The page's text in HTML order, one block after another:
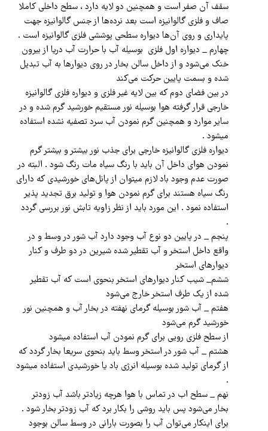
سقف آن صفر است و همچنین دو لایه دارد ، سطح داخلی کاملا
صاف و فلزی گالوانیزه است بعد نرده‌ها از جنس گالوانیزه جهت
پایداری و روی آن‌ها دیواره سطحی پوششی فلزی گالوانیزه است .
چهارم _ دیواره اول فلزی بوسیله آب با حرارت‌ آب دریا از بيرون
خنک می‌شود و از داخل سالن بخار در روی دیوارها به آب تبدیل
شده و بسمت پایین حرکت می‌کند
در بین فضای دوم که بین لایه غیر فلزی و دیواره فلزی گالوانیزه
خارجی قرار گرفته هوا بوسیله نور مستقیم خورشید گرم شده و در
سایر موارد و همچنین گرم نمودن آب سرد تصفیه نشده استفاده
میشود .
دیواره فلزی گالوانیزه خارجی برای جذب نور بیشتر و بیشتر گرم
نمودن هوای داخل آن باید با رنگ سیاه مات رنگ شود . البته در
صورت عدم وجود باد لازم میتوان از پانل‌های خورشیدی که دارای
رنگ سیاه هستند برای گرم نمودن هوا و تولید برق تجدید پذیر
استفاده نمود . این مورد باید از نظر زاویه تابش نور بررسی گردد
.
پنجم _ در پایین دو نوع آب وجود دارد آب شور در وسط و در
واقع داخل استخر و آب تقطیر شده شیرین در دو طرف و کنار
دیوارهای استخر
ششم_ شیب کنار دیوارهای استخر بنحوی است که آب تقطیر
شده از یک طرف استخر خارج می‌شود
هفتم _ آب شور بوسیله گرمای نهفته در بخار آب و همچنین نور
خورشید گرم می‌شود
از سطح فلزی رویی برای گرم نمودن آب استفاده میشود
هشتم _ آب شور در استخر وسط باید بنحوی سریعا بخار گردد که
از گرمای تولید شده بوسیله انرژی باد یا خورشیدی استفاده میشود
.
نهم _ سطح اب در تماس با هوا هرچه زیادتر باشد آب زودتر
بخار می‌شود پس باید روشی را بکار برد که آب زودتر بخار شود .
برای اینکار می‌توان آب را بصورت بارانی در وسط سالن بوجود